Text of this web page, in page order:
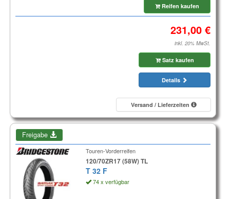
Reifen kaufen
inkl. 20% MwSt.
Satz kaufen
Details
Versand / Lieferzeiten
Freigabe
Touren-Vorderreifen
120/70ZR17 (58W) TL
T 32 F
74 x verfügbar